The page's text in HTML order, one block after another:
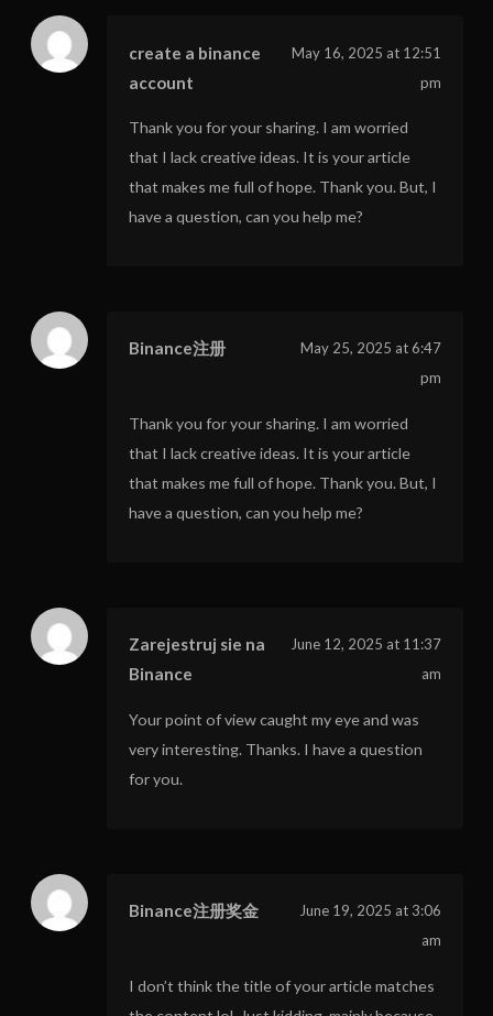
create a binance
account
May 16, 2025 at 12:51
pm
Thank you for your sharing. I am worried
that I lack creative ideas. It is your article
that makes me full of hope. Thank you. But, I
have a question, can you help me?
Binance注册
May 25, 2025 at 6:47
pm
Thank you for your sharing. I am worried
that I lack creative ideas. It is your article
that makes me full of hope. Thank you. But, I
have a question, can you help me?
Zarejestruj sie na
Binance
June 12, 2025 at 11:37
am
Your point of view caught my eye and was
very interesting. Thanks. I have a question
for you.
Binance注册奖金
June 19, 2025 at 3:06
am
I don’t think the title of your article matches